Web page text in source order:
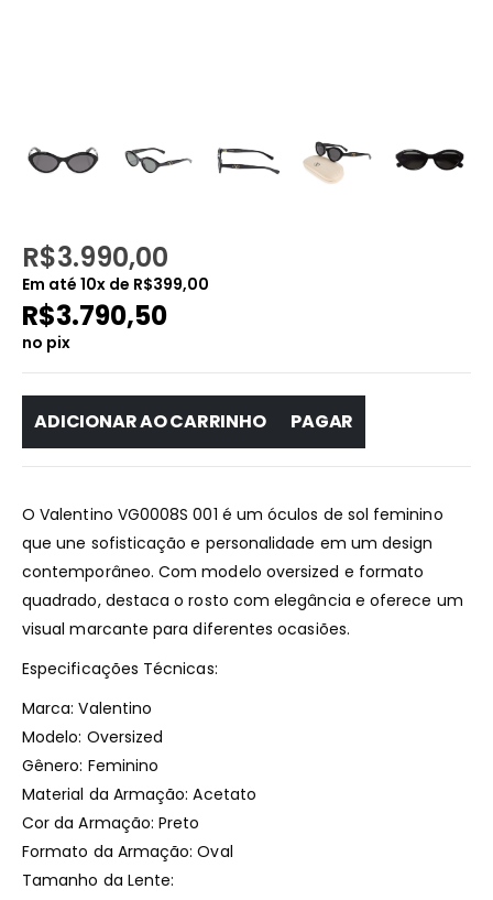
R$3.990,00
Em até 10x de R$399,00
R$3.790,50
no pix
ADICIONAR AO CARRINHO PAGAR
O Valentino VG0008S 001 é um óculos de sol feminino
que une sofisticação e personalidade em um design
contemporâneo. Com modelo oversized e formato
quadrado, destaca o rosto com elegância e oferece um
visual marcante para diferentes ocasiões.
Especificações Técnicas:
Marca: Valentino
Modelo: Oversized
Gênero: Feminino
Material da Armação: Acetato
Cor da Armação: Preto
Formato da Armação: Oval
Tamanho da Lente: